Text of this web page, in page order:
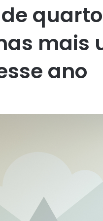
mais
ano